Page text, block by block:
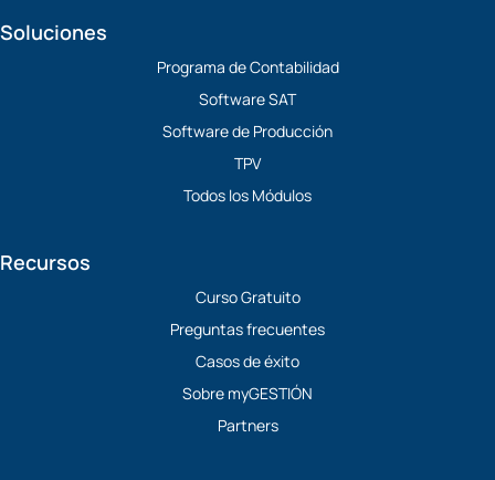
Soluciones
Programa de Contabilidad
Software SAT
Software de Producción
TPV
Todos los Módulos
Recursos
Curso Gratuito
Preguntas frecuentes
Casos de éxito
Sobre myGESTIÓN
Partners